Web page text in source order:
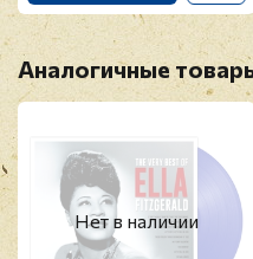
Аналогичные
Нет в наличии